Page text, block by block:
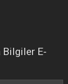
Bilgiler E-